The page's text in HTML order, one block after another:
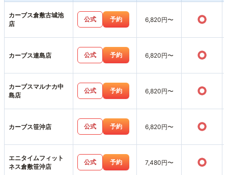
カーブス倉敷古城池
店
公式 予約 6,820円〜 ○
カーブス連島店 公式 予約 6,820円〜 ○
カーブスマルナカ中
島店
公式 予約 6,820円〜 ○
カーブス笹沖店 公式 予約 6,820円〜 ○
エニタイムフィット
ネス倉敷笹沖店
公式 予約 7,480円〜 ○